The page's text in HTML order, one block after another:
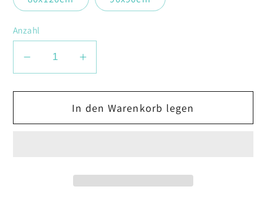
Anzahl
Verringere
Menge
Vögel
Erhöhe
Menge
für
Vögel
In den Warenkorb legen